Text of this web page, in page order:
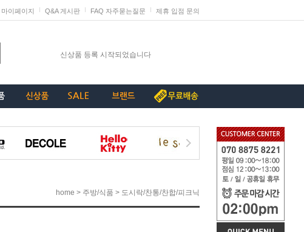
마이페이지 Q&A 게시판 FAQ 자주묻는질문 제휴 입점 문의
[중요+긴급]특허침해 상품에 대한 삭제요청
신상품 등록 시작되었습니다
계약종료상품(단종) 리스트_230907
home > 주방/식품 > 도시락/찬통/찬합/피크닉